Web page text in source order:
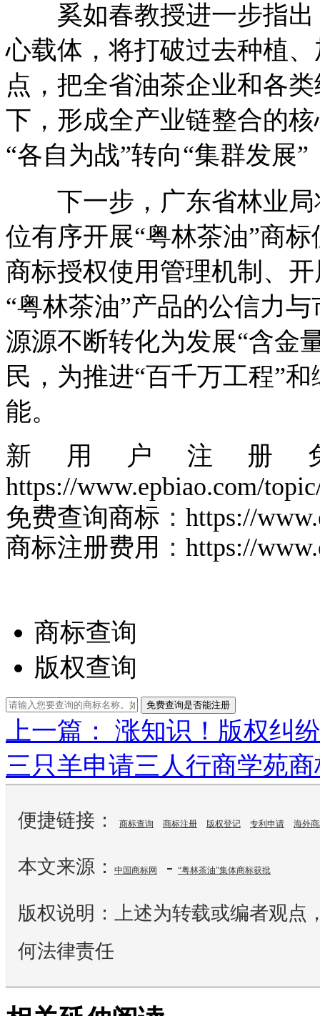
奚如春教授进一步指出
心载体，将打破过去种植
点，把全省油茶企业和各
下，形成全产业链整合的
“各自为战”转向“集群发展
下一步，广东省林业局
位有序开展“粤林茶油”商
商标授权使用管理机制、
“粤林茶油”产品的公信力
源源不断转化为发展“含金
民，为推进“百千万工程”
能。
新用户注册
https://www.epbiao.com/
免费查询商标 ： https://
商标注册费用 ： https://
商标查询
版权查询
免费查询是否能注册
上一篇： 涨知识！版权纠
三只羊申请三人行商学苑
便捷链接： 商标查询 商标注册 版权登记 专利申请 海外
本文来源： 中国商标网 - “粤林茶油”集体商标获批
版权说明：上述为转载或编者观点
何法律责任